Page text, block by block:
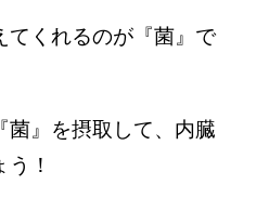
てくれるのが『菌』で
菌』を摂取して、内臓
！